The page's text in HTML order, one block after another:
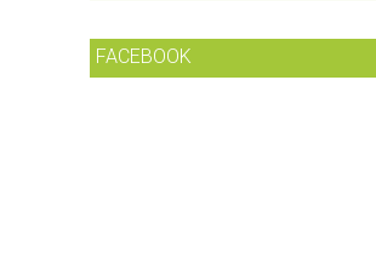
FACEBOOK